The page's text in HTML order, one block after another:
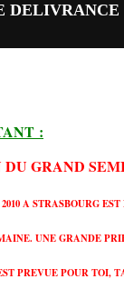
:
GRAND
A STRASBOURG EST
UNE GRANDE
PREVUE POUR TOI,